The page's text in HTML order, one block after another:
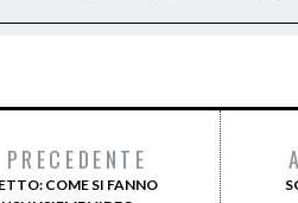
COME SI FANNO